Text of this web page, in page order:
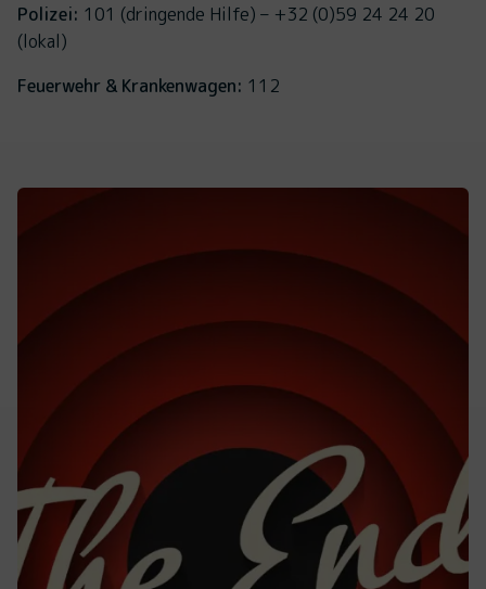
Polizei: 101 (dringende Hilfe) – +32 (0)59 24 24 20
(lokal)
Feuerwehr & Krankenwagen: 112